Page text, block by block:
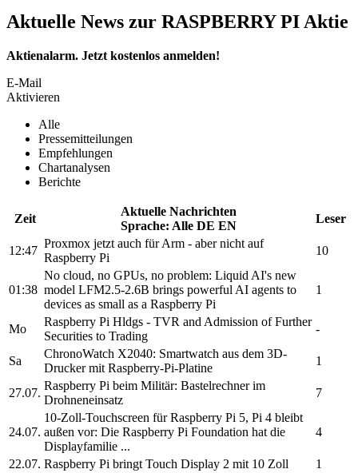
Aktuelle News zur RASPBERRY PI Aktie
Aktienalarm. Jetzt kostenlos anmelden!
E-Mail
Aktivieren
Alle
Pressemitteilungen
Empfehlungen
Chartanalysen
Berichte
Zeit
Aktuelle Nachrichten
Sprache: Alle DE EN
Leser
12:47
Proxmox jetzt auch für Arm - aber nicht auf
Raspberry Pi
10
01:38
No cloud, no GPUs, no problem: Liquid AI's new
model LFM2.5-2.6B brings powerful AI agents to
devices as small as a Raspberry Pi
1
Mo
Raspberry Pi Hldgs - TVR and Admission of Further
Securities to Trading
-
Sa
ChronoWatch X2040: Smartwatch aus dem 3D-
Drucker mit Raspberry-Pi-Platine
1
27.07.
Raspberry Pi beim Militär: Bastelrechner im
Drohneneinsatz
7
24.07.
10-Zoll-Touchscreen fürRaspberry Pi 5, Pi 4 bleibt
außen vor: Die Raspberry Pi Foundation hat die
Displayfamilie ...
4
22.07. Raspberry Pi bringt Touch Display 2 mit 10 Zoll
1